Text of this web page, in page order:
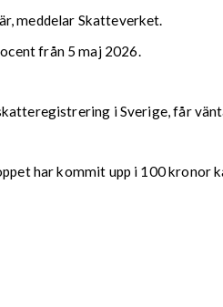
meddelar Skatteverket.
från 5 maj 2026.
i Sverige, får
har kommit upp i 100